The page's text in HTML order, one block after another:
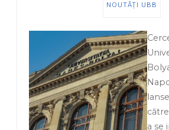
NOUTĂȚI UBB
a se